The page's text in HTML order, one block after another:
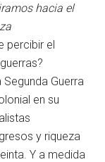
hacia el
percibir el
Guerra
en su
y riqueza
Y a medida